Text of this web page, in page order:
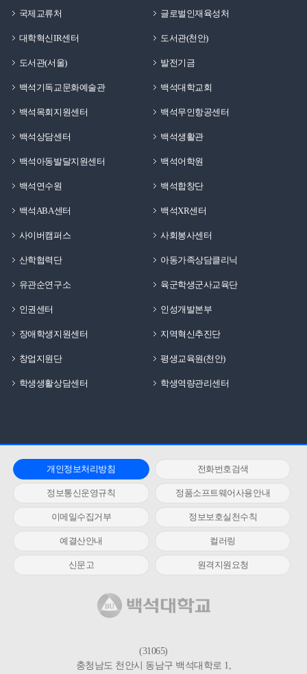
국제교류처 글로벌인재육성처
대학혁신IR센터 도서관(천안)
도서관(서울) 발전기금
백석기독교문화예술관 백석대학교회
백석목회지원센터 백석무인항공센터
백석상담센터 백석생활관
백석아동발달지원센터 백석어학원
백석연수원 백석합창단
백석ABA센터 백석XR센터
사이버캠퍼스 사회봉사센터
산학협력단 아동가족상담클리닉
유관순연구소 육군학생군사교육단
인권센터 인성개발본부
장애학생지원센터 지역혁신추진단
창업지원단 평생교육원(천안)
학생생활상담센터 학생역량관리센터
개인정보처리방침 전화번호검색
정보통신운영규칙 정품소프트웨어사용안내
이메일수집거부 정보보호실천수칙
예결산안내 컬러링
신문고 원격지원요청
(31065)
충청남도 천안시 동남구 백석대학로 1,